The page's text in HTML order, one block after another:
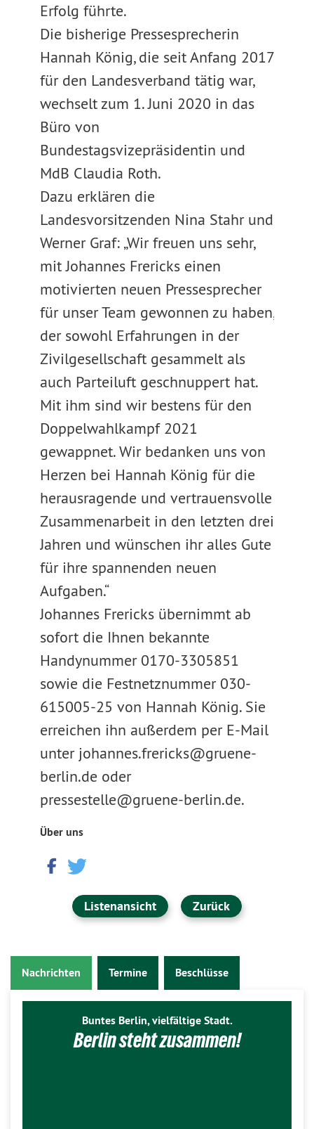
Erfolg führte.
Die bisherige Pressesprecherin
Hannah König, die seit Anfang 2017
für den Landesverband tätig war,
wechselt zum 1. Juni 2020 in das
Büro von
Bundestagsvizepräsidentin und
MdB Claudia Roth.
Dazu erklären die
Landesvorsitzenden Nina Stahr und
Werner Graf: „Wir freuen uns sehr,
mit Johannes Frericks einen
motivierten neuen Pressesprecher
für unser Team gewonnen zu haben,
der sowohl Erfahrungen in der
Zivilgesellschaft gesammelt als
auch Parteiluft geschnuppert hat.
Mit ihm sind wir bestens für den
Doppelwahlkampf 2021
gewappnet. Wir bedanken uns von
Herzen bei Hannah König für die
herausragende und vertrauensvolle
Zusammenarbeit in den letzten drei
Jahren und wünschen ihr alles Gute
für ihre spannenden neuen
Aufgaben.“
Johannes Frericks übernimmt ab
sofort die Ihnen bekannte
Handynummer 0170-3305851
sowie die Festnetznummer 030-
615005-25 von Hannah König. Sie
erreichen ihn außerdem per E-Mail
unter johannes.frericks@gruene-
berlin.de oder
pressestelle@gruene-berlin.de.
Über uns
Listenansicht Zurück
Nachrichten Termine Beschlüsse
Buntes Berlin, vielfältige Stadt.
Berlin steht zusammen!